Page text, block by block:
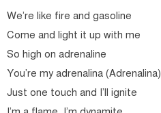
We’re like fire and gasoline
Come and light it up with me
So high on adrenaline
You’re my adrenalina (Adrenalina)
Just one touch and I’ll ignite